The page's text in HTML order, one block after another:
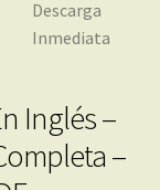
Inglés –
–